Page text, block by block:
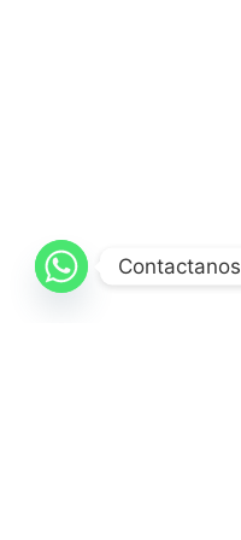
Contactanos